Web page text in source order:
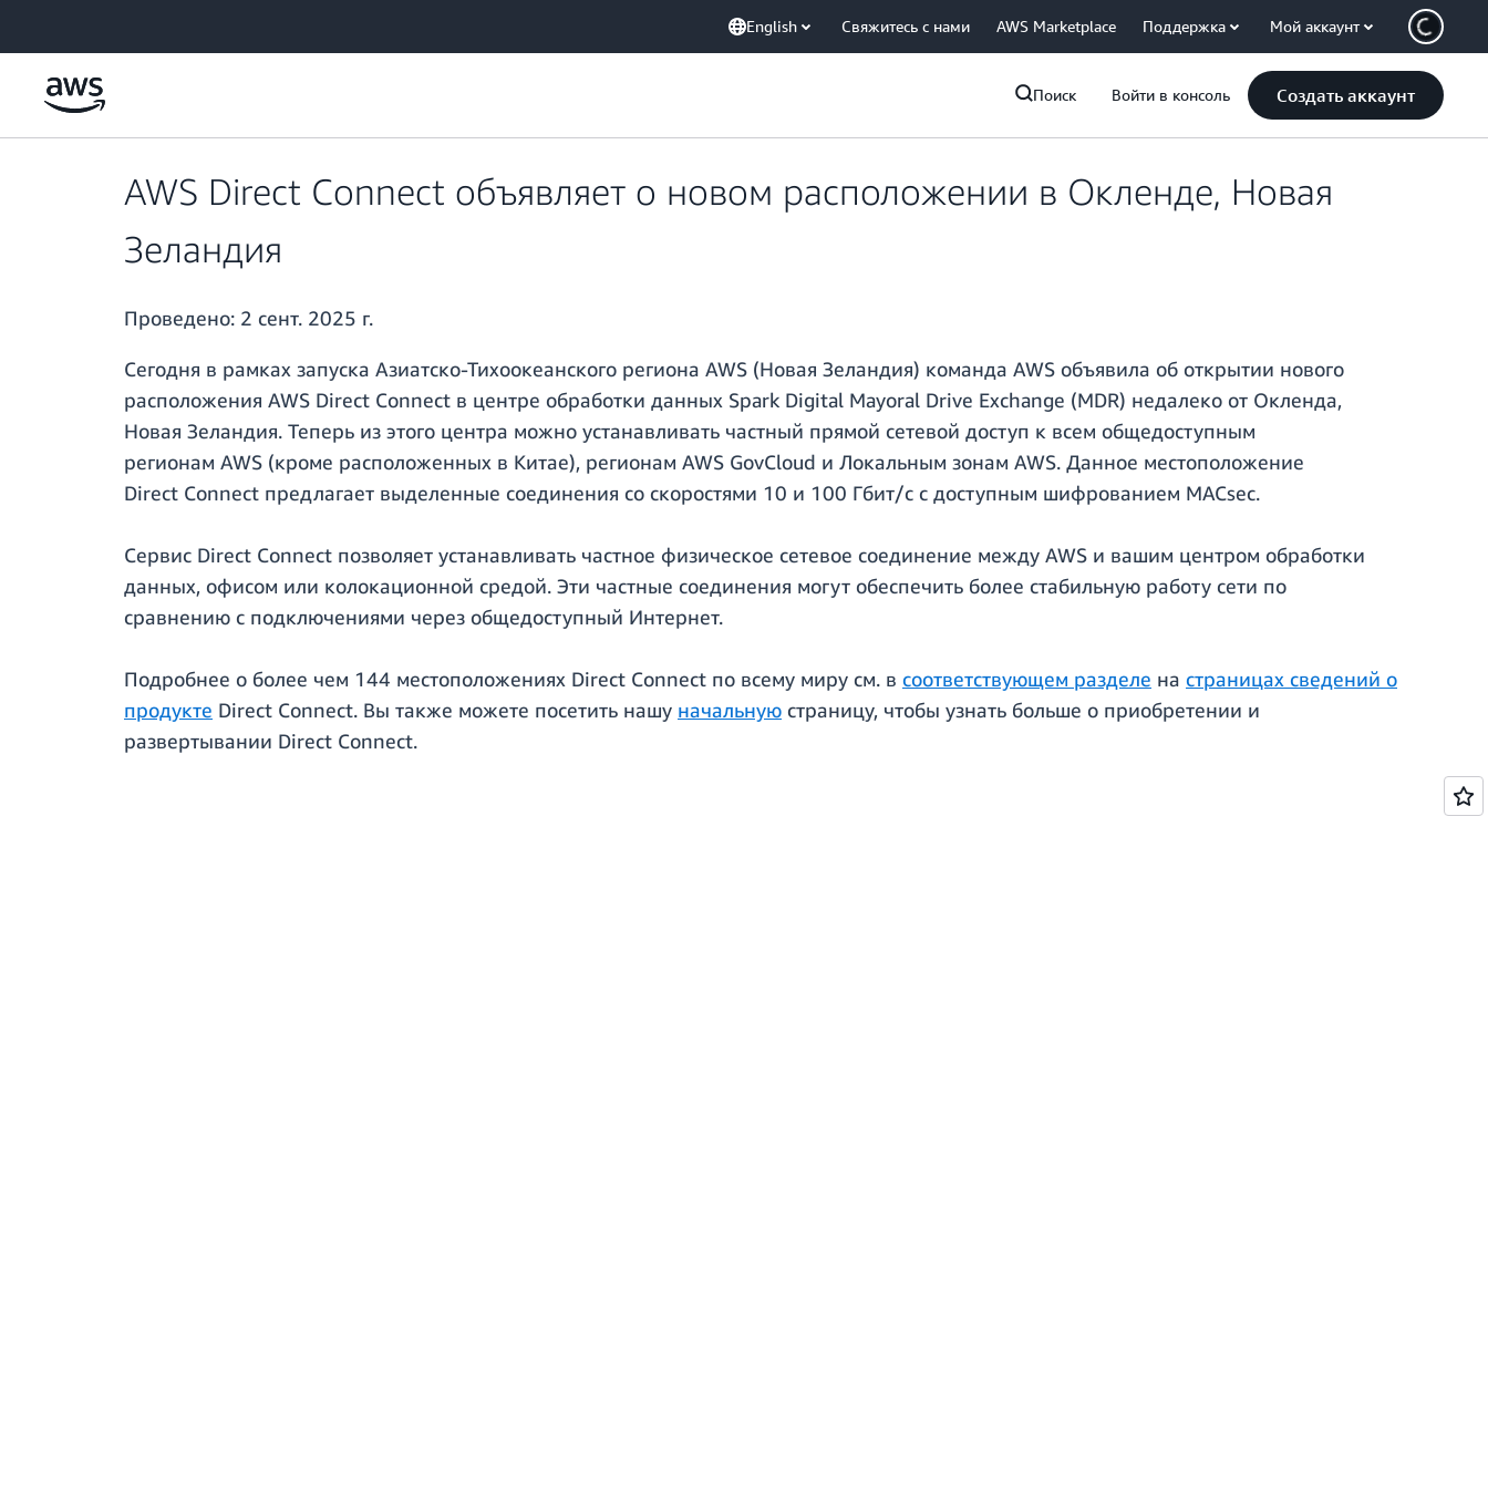
English Свяжитесь с нами AWS Marketplace Поддержка Мой аккаунт
Поиск Войти в консоль Создать аккаунт
AWS Direct Connect объявляет о новом расположении в Окленде, Новая
Зеландия
Проведено: 2 сент. 2025 г.
Сегодня в рамках запуска Азиатско-Тихоокеанского региона AWS (Новая Зеландия) команда AWS объявила об открытии нового
расположения AWS Direct Connect в центре обработки данных Spark Digital Mayoral Drive Exchange (MDR) недалеко от Окленда,
Новая Зеландия. Теперь из этого центра можно устанавливать частный прямой сетевой доступ к всем общедоступным
регионам AWS (кроме расположенных в Китае), регионам AWS GovCloud и Локальным зонам AWS. Данное местоположение
Direct Connect предлагает выделенные соединения со скоростями 10 и 100 Гбит/c c доступным шифрованием MACsec.
Сервис Direct Connect позволяет устанавливать частное физическое сетевое соединение между AWS и вашим центром обработки
данных, офисом или колокационной средой. Эти частные соединения могут обеспечить более стабильную работу сети по
сравнению с подключениями через общедоступный Интернет.
Подробнее о более чем 144 местоположениях Direct Connect по всему миру см. в соответствующем разделе на страницах сведений о
продукте Direct Connect. Вы также можете посетить нашу начальную страницу, чтобы узнать больше о приобретении и
развертывании Direct Connect.